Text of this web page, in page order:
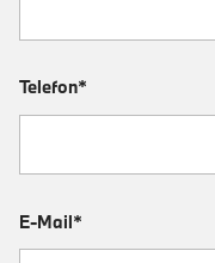
Telefon*
E-Mail*